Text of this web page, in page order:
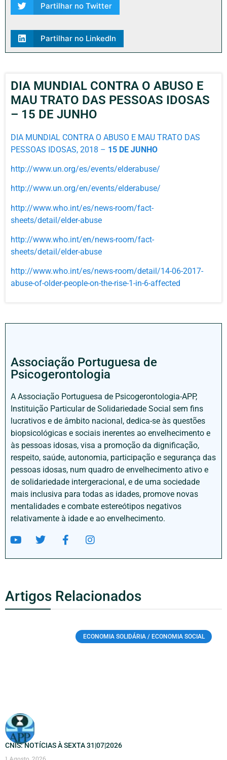
Partilhar no Twitter
Partilhar no LinkedIn
DIA MUNDIAL CONTRA O ABUSO E
MAU TRATO DAS PESSOAS IDOSAS
– 15 DE JUNHO
DIA MUNDIAL CONTRA O ABUSO E MAU TRATO DAS
PESSOAS IDOSAS, 2018 – 15 DE JUNHO
http://www.un.org/es/events/elderabuse/
http://www.un.org/en/events/elderabuse/
http://www.who.int/es/news-room/fact-
sheets/detail/elder-abuse
http://www.who.int/en/news-room/fact-
sheets/detail/elder-abuse
http://www.who.int/es/news-room/detail/14-06-2017-
abuse-of-older-people-on-the-rise-1-in-6-affected
Associação Portuguesa de
Psicogerontologia
A Associação Portuguesa de Psicogerontologia-APP,
Instituição Particular de Solidariedade Social sem fins
lucrativos e de âmbito nacional, dedica-se às questões
biopsicológicas e sociais inerentes ao envelhecimento e
às pessoas idosas, visa a promoção da dignificação,
respeito, saúde, autonomia, participação e segurança das
pessoas idosas, num quadro de envelhecimento ativo e
de solidariedade intergeracional, e de uma sociedade
mais inclusiva para todas as idades, promove novas
mentalidades e combate estereótipos negativos
relativamente à idade e ao envelhecimento.
Artigos Relacionados
ECONOMIA SOLIDÁRIA / ECONOMIA SOCIAL
CNIS: NOTÍCIAS À SEXTA 31|07|2026